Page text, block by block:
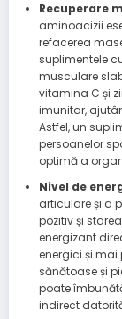
Recuperare
aminoacizii
refacerea
suplimentele
musculare
vitamina C și
imunitar,
Astfel, un
persoanelor
optimă a
Nivel de
articulare și a
pozitiv și
energizant
energici și
sănătoase și
poate
indirect